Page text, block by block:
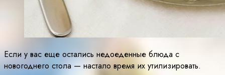
Если у вас еще остались недоеденные блюда с
новогоднего стола — настало время их утилизировать.